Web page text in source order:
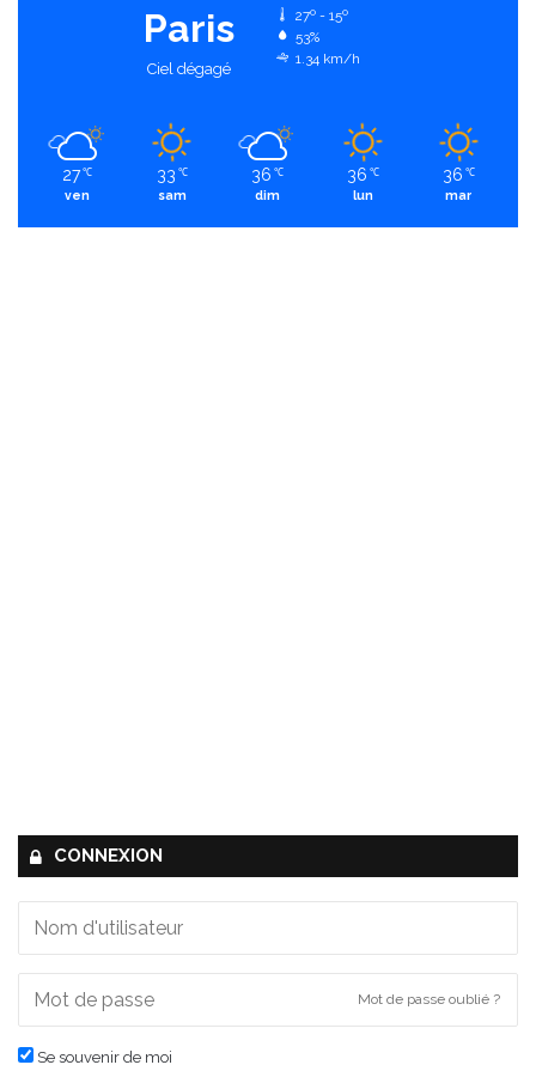
Paris
Ciel dégagé
27º - 15º
53%
1.34 km/h
27 ℃
ven
33 ℃
sam
36 ℃
dim
36 ℃
lun
36 ℃
mar
CONNEXION
Mot de passe oublié ?
Se souvenir de moi